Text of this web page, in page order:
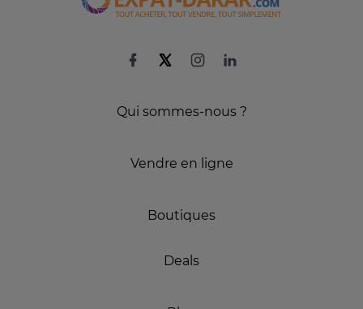
Qui sommes-nous ?
Vendre en ligne
Boutiques
Deals